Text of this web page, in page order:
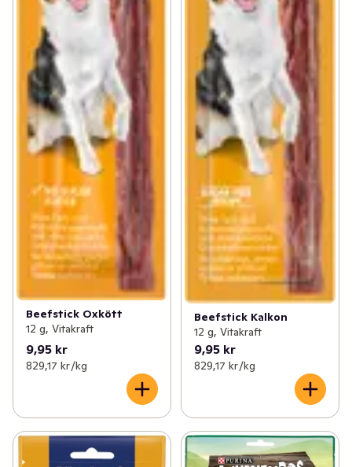
Beefstick Oxkött
12 g, Vitakraft
9,95 kr
829,17 kr /kg
Beefstick Kalkon
12 g, Vitakraft
9,95 kr
829,17 kr /kg